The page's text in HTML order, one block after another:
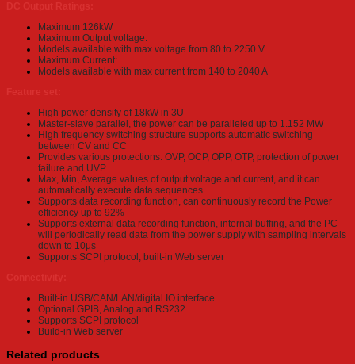
Maximum 126kW
Maximum Output voltage:
Models available with max voltage from 80 to 2250 V
Maximum Current:
Models available with max current from 140 to 2040 A
High power density of 18kW in 3U
Master-slave parallel, the power can be paralleled up to 1.152 MW
High frequency switching structure supports automatic switching
between CV and CC
Provides various protections: OVP, OCP, OPP, OTP, protection of power
failure and UVP
Max, Min, Average values of output voltage and current, and it can
automatically execute data sequences
Supports data recording function, can continuously record the Power
efficiency up to 92%
Supports external data recording function, internal buffing, and the PC
will periodically read data from the power supply with sampling intervals
down to 10μs
Supports SCPI protocol, built-in Web server
Built-in USB/CAN/LAN/digital IO interface
Optional GPIB, Analog and RS232
Supports SCPI protocol
Build-in Web server
Related products